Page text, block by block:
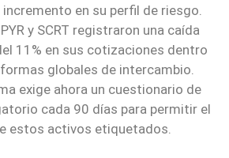
incremento en su perfil de riesgo.
y SCRT registraron una caída
11% en sus cotizaciones dentro
globales de intercambio.
exige ahora un cuestionario de
cada 90 días para permitir el
estos activos etiquetados.